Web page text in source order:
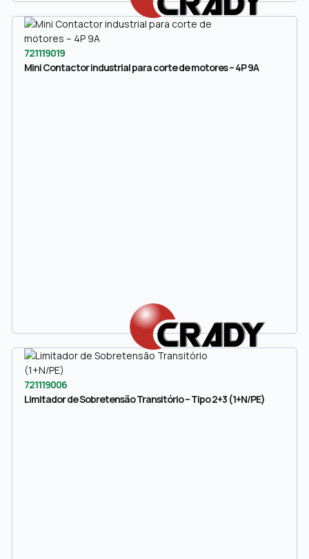
721119019
Mini Contactor industrial para corte de motores – 4P 9A
721119006
Limitador de Sobretensão Transitório – Tipo 2+3 (1+N/PE)